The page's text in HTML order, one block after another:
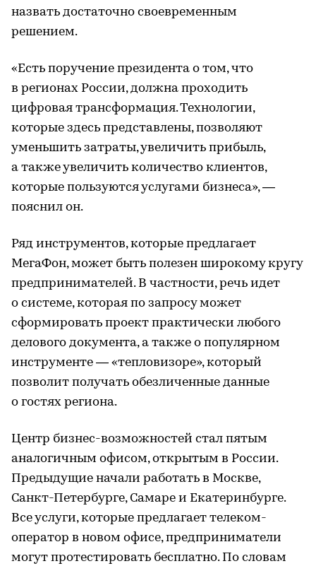
назвать достаточно своевременным
решением.
«Есть поручение президента о том, что
в регионах России, должна проходить
цифровая трансформация. Технологии,
которые здесь представлены, позволяют
уменьшить затраты, увеличить прибыль,
а также увеличить количество клиентов,
которые пользуются услугами бизнеса», —
пояснил он.
Ряд инструментов, которые предлагает
МегаФон, может быть полезен широкому кругу
предпринимателей. В частности, речь идет
о системе, которая по запросу может
сформировать проект практически любого
делового документа, а также о популярном
инструменте — «тепловизоре», который
позволит получать обезличенные данные
о гостях региона.
Центр бизнес-возможностей стал пятым
аналогичным офисом, открытым в России.
Предыдущие начали работать в Москве,
Санкт-Петербурге, Самаре и Екатеринбурге.
Все услуги, которые предлагает телеком-
оператор в новом офисе, предприниматели
могут протестировать бесплатно. По словам